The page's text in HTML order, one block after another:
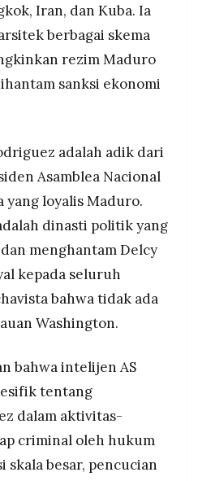
Iran, dan Kuba. Ia
berbagai skema
rezim Maduro
sanksi ekonomi
adalah adik dari
Asamblea Nacional
yang loyalis Maduro.
dinasti politik yang
menghantam Delcy
kepada seluruh
bahwa tidak ada
Washington.
bahwa intelijen AS
tentang
dalam aktivitas-
criminal oleh hukum
skala besar, pencucian